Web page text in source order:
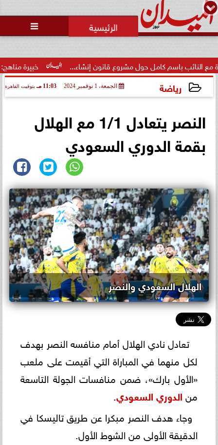

خبيرة مناهج: حداثة تخرج المعلمين مشروع قانون إنشاء...
رياضة الجمعة، 1 نوفمبر 2024 11:03 مـ بتوقيت القاهرة
النصر يتعادل 1/1 مع الهلال
بقمة الدوري السعودي
الهلال السعودي والنصر
تعادل نادي الهلال أمام منافسه النصر بهدف
لكل منهما في المباراة التي أقيمت على ملعب
«الأول بارك»، ضمن منافسات الجولة التاسعة
من الدوري السعودي
وجاء هدف النصر مبكرا عن طريق تاليسكا في
الدقيقة الأولى من الشوط الأول.
الرئيس الأمريكي يهنئ الملك محمد
السادس بمناسبة العيد الوطني